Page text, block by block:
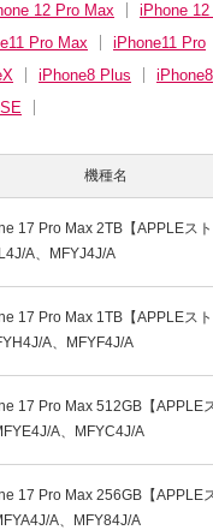
12 Pro Max iPhone 12
Pro Max iPhone11 Pro
iPhone8 Plus iPhone8
機種名
17 Pro Max 2TB【APPLEスト
A、MFYJ4J/A
17 Pro Max 1TB【APPLEス
A、MFYF4J/A
17 Pro Max 512GB【APPLE
A、MFYC4J/A
17 Pro Max 256GB【APPLE
A、MFY84J/A